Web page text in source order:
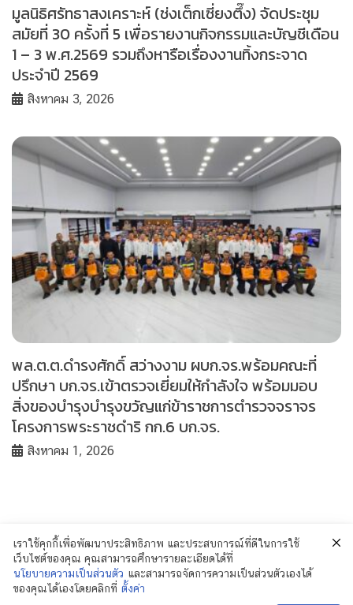
มูลนิธิศรัทธาสงเคราะห์ (ช่งเต็กเซี่ยงตึ๊ง) จัดประชุม
สมัยที่ 30 ครั้งที่ 5 เพื่อรายงานกิจกรรมและบัญชีเดือน
1 – 3 พ.ศ.2569 รวมถึงหารือเรื่องงานทิ้งกระจาด
ประจำปี 2569
สิงหาคม 3, 2026
พล.ต.ต.ดำรงศักดิ์ สว่างงาม ผบก.จร.พร้อมคณะที่
ปรึกษา บก.จร.เข้าตรวจเยี่ยมให้กำลังใจ พร้อมมอบ
สิ่งของบำรุงบำรุงขวัญแก่ข้าราชการตำรวจจราจร
โครงการพระราชดำริ กก.6 บก.จร.
สิงหาคม 1, 2026
© 2018 Policenewsformass.com. All Rights
เราใช้คุกกี้เพื่อพัฒนาประสิทธิภาพ และประสบการณ์ที่ดีในการใช้
เว็บไซต์ของคุณ คุณสามารถศึกษารายละเอียดได้ที่
นโยบายความเป็นส่วนตัว และสามารถจัดการความเป็นส่วนตัวเองได้
ของคุณได้เองโดยคลิกที่ ตั้งค่า